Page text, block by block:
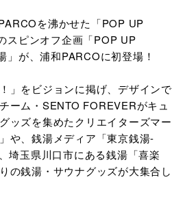
を沸かせた「POP UP
スピンオフ企画「POP UP
」が、浦和PARCOに初登場！
」をビジョンに掲げ、デザインで
ーム・SENTO FOREVERがキュ
ッズを集めたクリエイターズマー
や、銭湯メディア「東京銭湯-
埼玉県川口市にある銭湯「喜楽
の銭湯・サウナグッズが大集合し